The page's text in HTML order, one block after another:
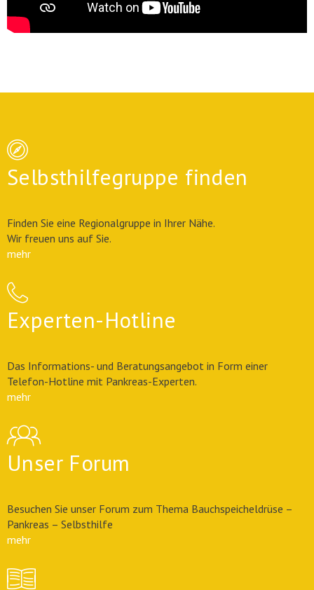
Selbsthilfegruppe finden
Finden Sie eine Regionalgruppe in Ihrer Nähe.
Wir freuen uns auf Sie.
mehr
Experten-Hotline
Das Informations- und Beratungsangebot in Form einer
Telefon-Hotline mit Pankreas-Experten.
mehr
Unser Forum
Besuchen Sie unser Forum zum Thema Bauchspeicheldrüse –
Pankreas – Selbsthilfe
mehr